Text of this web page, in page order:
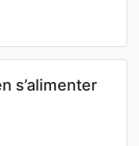
s’alimenter